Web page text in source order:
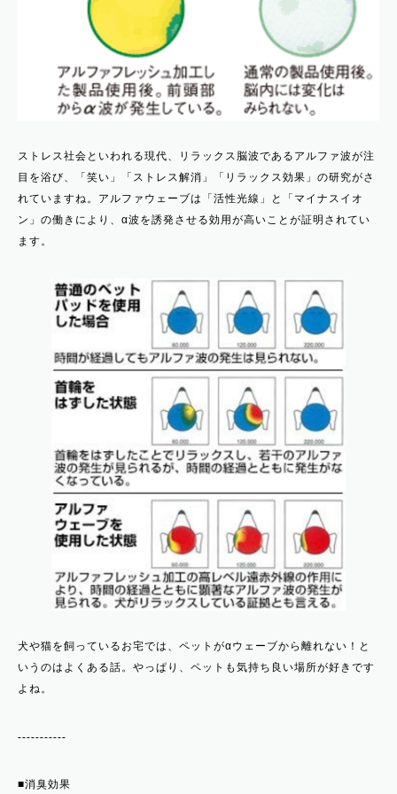
ストレス社会といわれる現代、リラックス脳波であるアルファ波が注
目を浴び、「笑い」「ストレス解消」「リラックス効果」の研究がさ
れていますね。アルファウェーブは「活性光線」と「マイナスイオ
ン」の働きにより、α波を誘発させる効用が高いことが証明されてい
ます。
犬や猫を飼っているお宅では、ペットがαウェーブから離れない！と
いうのはよくある話。やっぱり、ペットも気持ち良い場所が好きです
よね。
-----------
■消臭効果